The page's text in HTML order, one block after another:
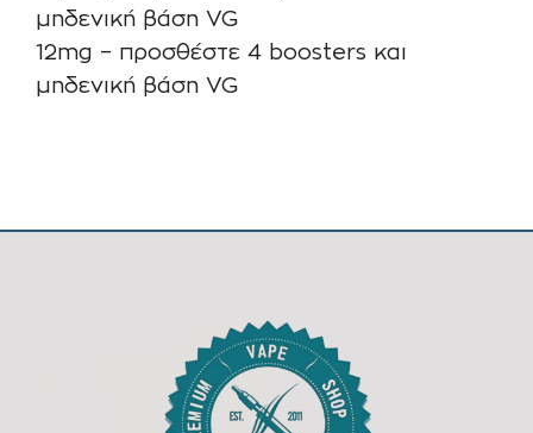
μηδενική βάση VG
12mg – προσθέστε 4 boosters και
μηδενική βάση VG